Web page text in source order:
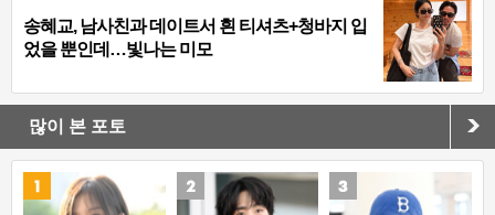
송혜교, 남사친과 데이트서 흰 티셔츠+청바지 입
었을 뿐인데…빛나는 미모
많이 본 포토